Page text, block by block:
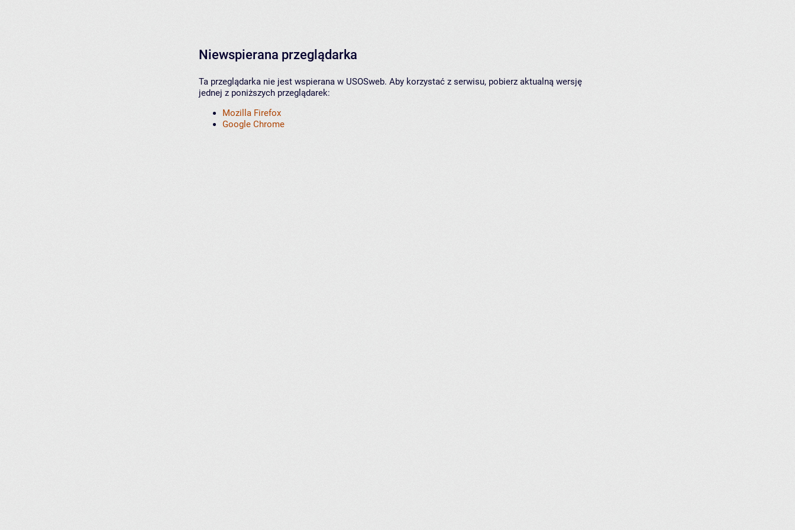
Niewspierana przeglądarka
Ta przeglądarka nie jest wspierana w USOSweb. Aby korzystać z serwisu, pobierz aktualną wersję
jednej z poniższych przeglądarek:
Mozilla Firefox
Google Chrome